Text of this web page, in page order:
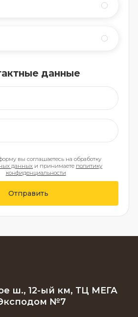
данные
вы соглашаетесь на обработку
данных и принимаете политику
конфиденциальности
Отправить
ш., 12-ый км, ТЦ МЕГА
№7